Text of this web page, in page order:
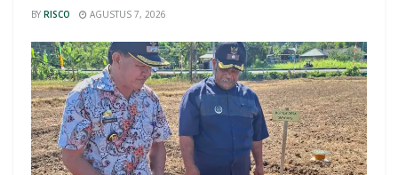
BY RISCO AGUSTUS 7, 2026